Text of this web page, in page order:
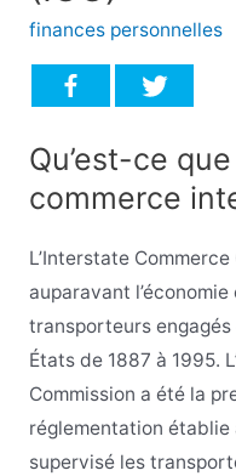
finances personnelles
Qu’est-ce
commerce
L’Interstate
auparavant
transporteurs
États de 1887 à 1995.
Commission a été la
réglementation établie
supervisé les